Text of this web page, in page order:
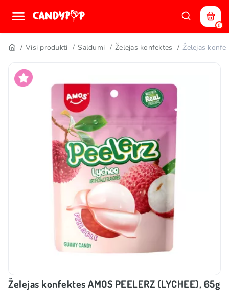
0
Visi produkti Saldumi Želejas konfektes Želejas
Želejas konfektes AMOS PEELERZ (LYCHEE), 65g